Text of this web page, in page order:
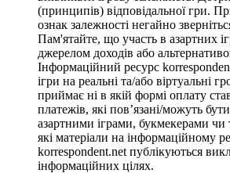
(принципів) відповідальної гри.
ознак залежності негайно
Пам'ятайте, що участь в азартних
джерелом доходів або
Інформаційний ресурс
ігри на реальні та/або віртуальні
приймає ні в якій формі оплату
платежів, які пов’язані/можуть
азартними іграми, букмекерами чи
які матеріали на інформаційному
korrespondent.net публікуються
інформаційних цілях.